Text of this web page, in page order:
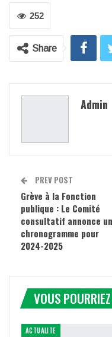
252
Share
Admin
PREV POST
Grève à la Fonction
publique : Le Comité
consultatif annonce un
chronogramme pour
2024-2025
VOUS
ACTUALITE